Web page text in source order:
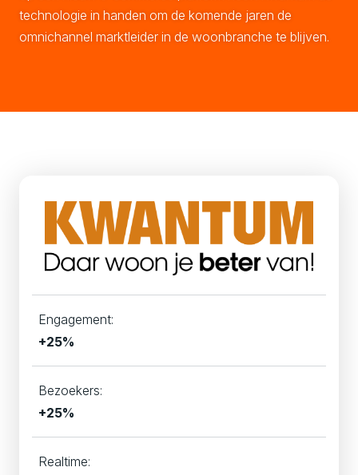
technologie in handen om de komende jaren de
omnichannel marktleider in de woonbranche te blijven.
Engagement:
+25%
Bezoekers:
+25%
Realtime: